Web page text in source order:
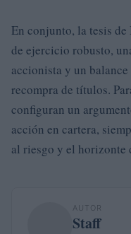
En conjunto, la tesis
de ejercicio robusto,
accionista y un
recompra de títulos.
configuran un
acción en cartera,
al riesgo y el horizonte
AUTOR
Staff